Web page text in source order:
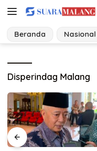
Langsung
konten
Beranda Nasional
Disperindag Malang